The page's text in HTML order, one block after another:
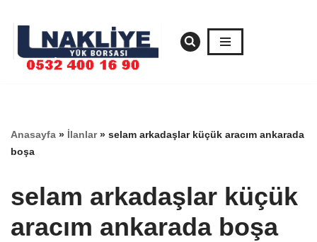
geç
Anasayfa » İlanlar» selam arkadaşlar küçük aracım ankarada
boşa
selam arkadaşlar küçük
aracım ankarada boşa